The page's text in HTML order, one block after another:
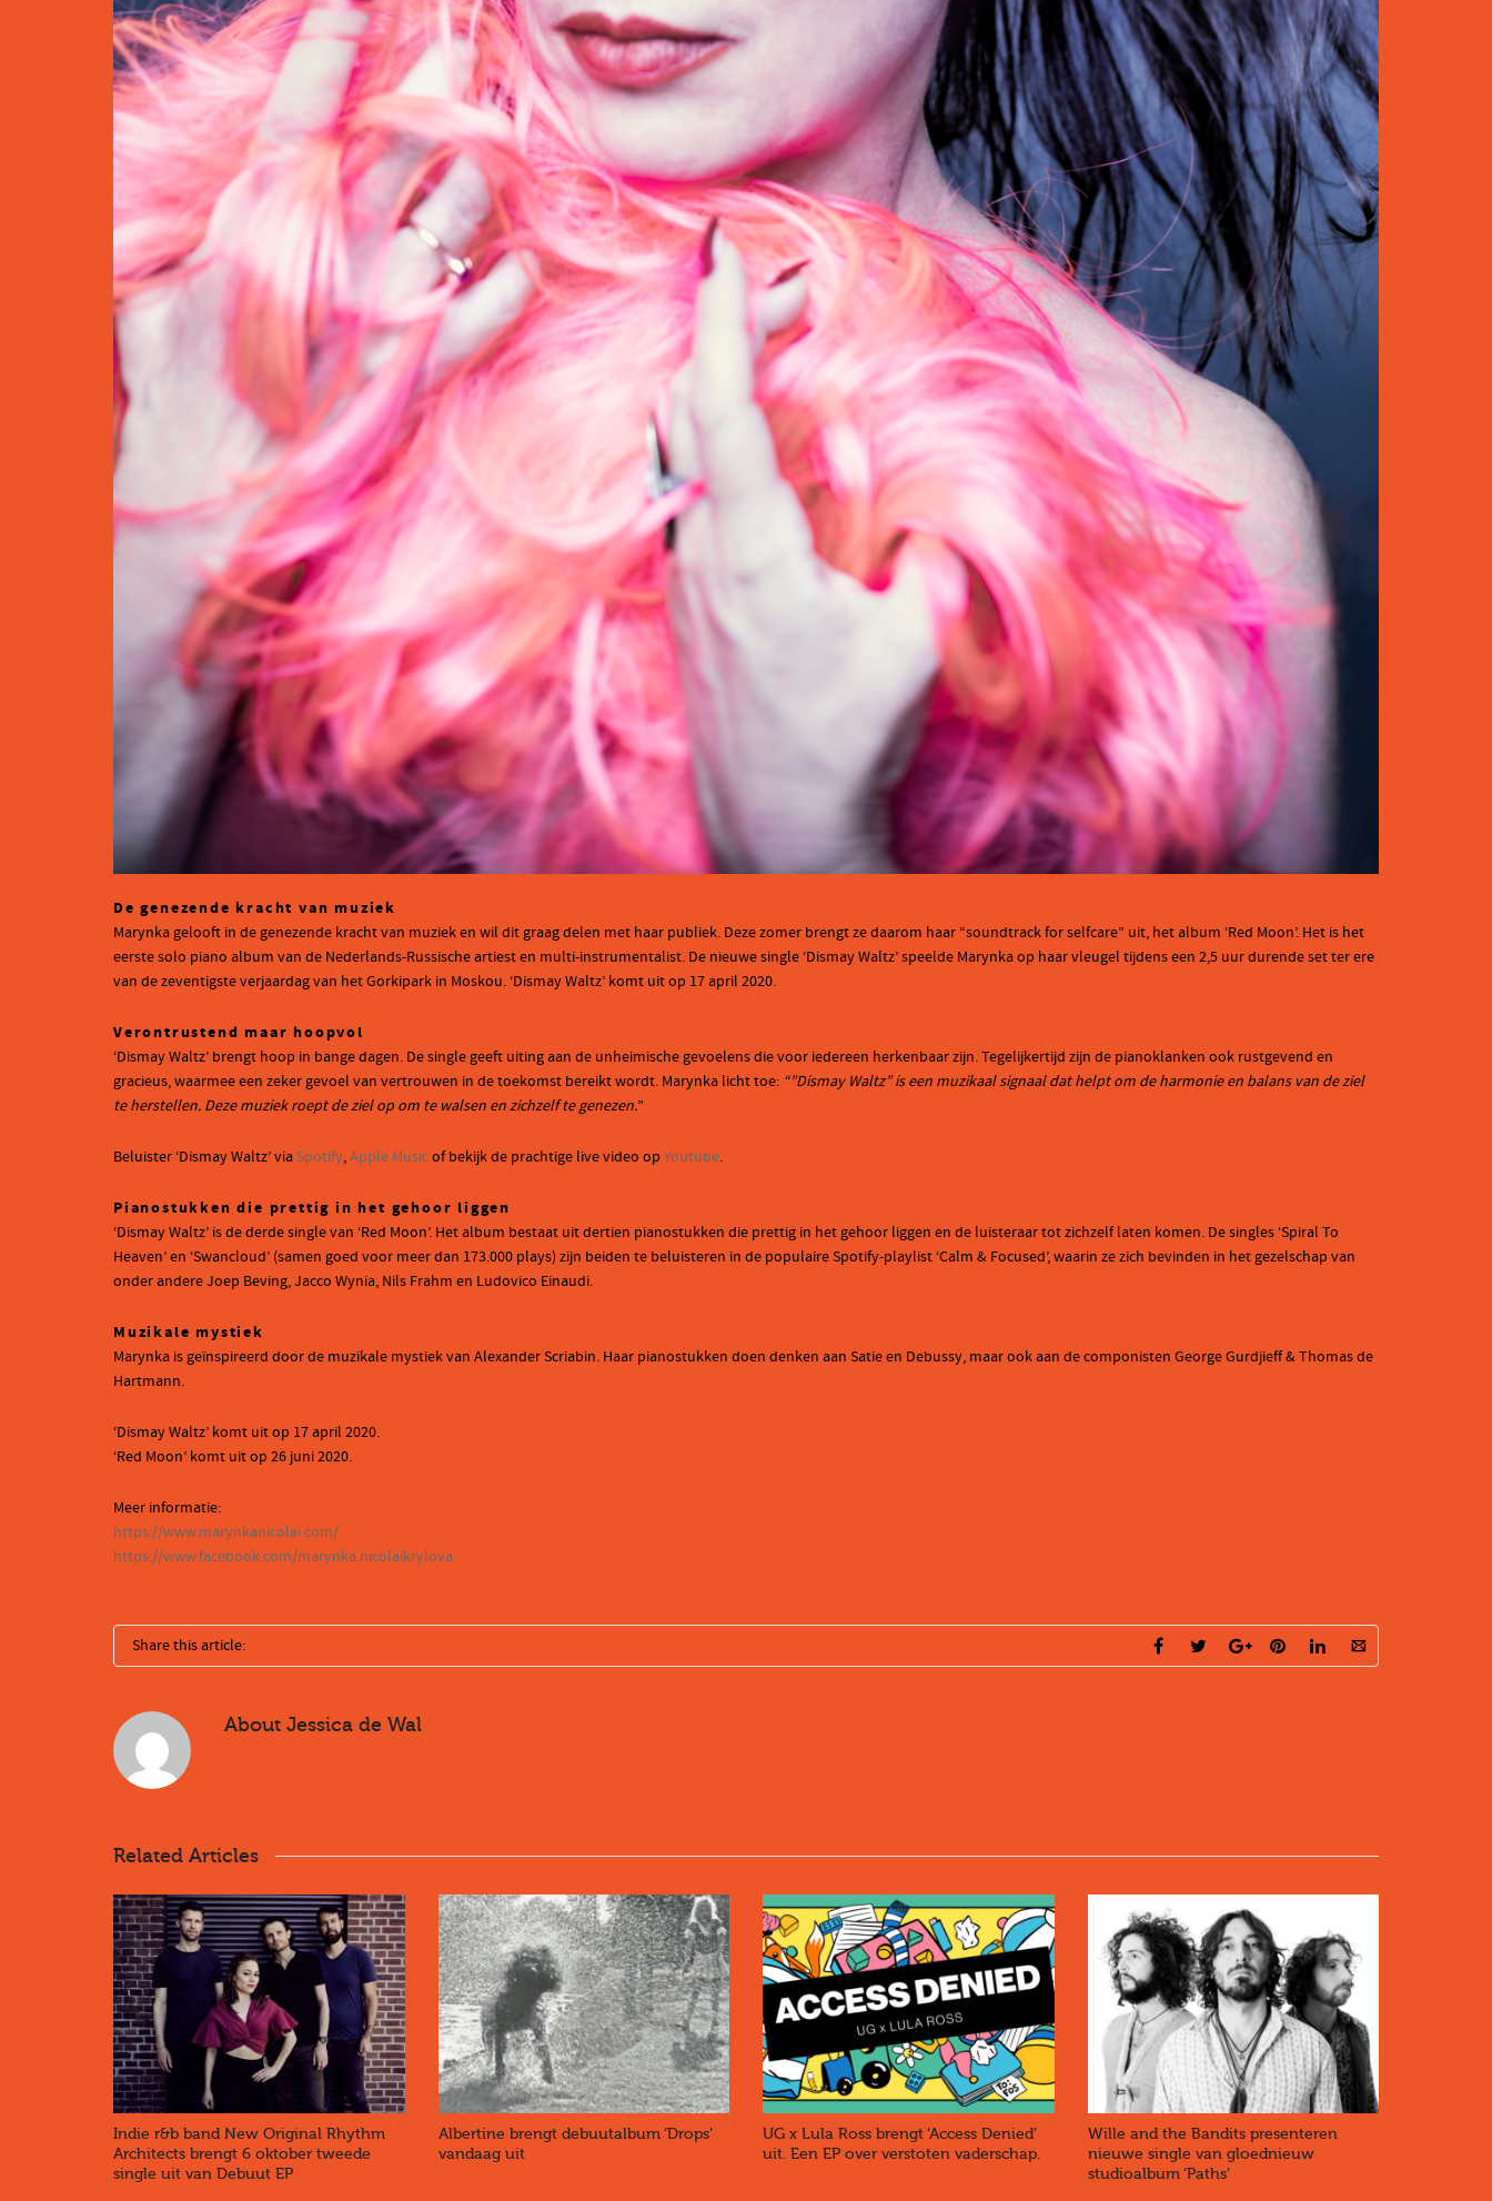
De genezende kracht van muziek
Marynka gelooft in de genezende kracht van muziek en wil dit graag delen met haar publiek. Deze zomer brengt ze daarom haar “soundtrack for selfcare” uit, het album ‘Red Moon’. Het is het
eerste solo piano album van de Nederlands-Russische artiest en multi-instrumentalist. De nieuwe single ‘Dismay Waltz’ speelde Marynka op haar vleugel tijdens een 2,5 uur durende set ter ere
van de zeventigste verjaardag van het Gorkipark in Moskou. ‘Dismay Waltz’ komt uit op 17 april 2020.
Verontrustend maar hoopvol
‘Dismay Waltz’ brengt hoop in bange dagen. De single geeft uiting aan de unheimische gevoelens die voor iedereen herkenbaar zijn. Tegelijkertijd zijn de pianoklanken ook rustgevend en
gracieus, waarmee een zeker gevoel van vertrouwen in de toekomst bereikt wordt. Marynka licht toe: “”Dismay Waltz” is een muzikaal signaal dat helpt om de harmonie en balans van de ziel
te herstellen. Deze muziek roept de ziel op om te walsen en zichzelf te genezen.”
Beluister ‘Dismay Waltz’ via Spotify,Apple Musicof bekijk de prachtige live video op Youtube.
Pianostukken die prettig in het gehoor liggen
‘Dismay Waltz’ is de derde single van ‘Red Moon’. Het album bestaat uit dertien pianostukken die prettig in het gehoor liggen en de luisteraar tot zichzelf laten komen. De singles ‘Spiral To
Heaven’ en ‘Swancloud’ (samen goed voor meer dan 173.000 plays) zijn beiden te beluisteren in de populaire Spotify-playlist ‘Calm & Focused’, waarin ze zich bevinden in het gezelschap van
onder andere Joep Beving, Jacco Wynia, Nils Frahm en Ludovico Einaudi.
Muzikale mystiek
Marynka is geïnspireerd door de muzikale mystiek van Alexander Scriabin. Haar pianostukken doen denken aan Satie en Debussy, maar ook aan de componisten George Gurdjieff & Thomas de
Hartmann.
‘Dismay Waltz’ komt uit op 17 april 2020.
‘Red Moon’ komt uit op 26 juni 2020.
Meer informatie:
https://www.marynkanicolai.com/
https://www.facebook.com/marynka.nicolaikrylova
Share this article:
About Jessica de Wal
Related Articles
Indie r&b band New Original Rhythm
Architects brengt 6 oktober tweede
single uit van Debuut EP
Albertine brengt debuutalbum ‘Drops’
vandaag uit
UG x Lula Ross brengt ‘Access Denied’
uit. Een EP over verstoten vaderschap.
Wille and the Bandits presenteren
nieuwe single van gloednieuw
studioalbum ‘Paths’